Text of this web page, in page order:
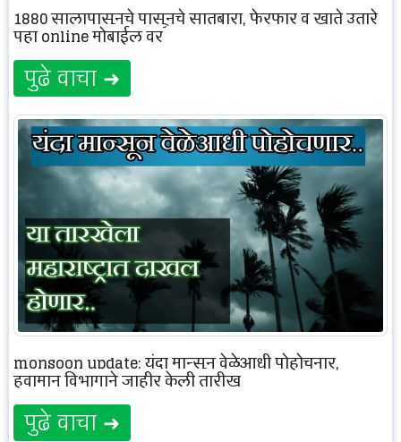
1880 सालापासूनचे पासूनचे सातबारा, फेरफार व खाते उतारे
पहा online मोबाईल वर
पुढे वाचा ➜
monsoon update: यंदा मान्सून वेळेआधी पोहोचनार,
हवामान विभागाने जाहीर केली तारीख
पुढे वाचा ➜